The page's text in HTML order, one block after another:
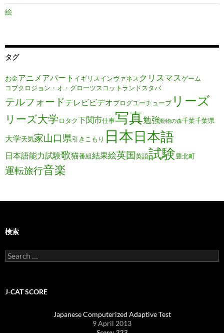
絵
タグ
お金アニメ アパート イギリスインヴァネス クリスマスゲーム
コブクロジョン・オ・グローツスコットランドスタバ
テルフォードテレビビデオブログユーチューブ リーズ
リーズ大学ロタク下関市仕事写真勉強動物の森千葉千葉県
大学天気家山口県引きこもり 日本日本語
日本語能力試験歌猫番組結果絵英国英語試験豊北町
運転旅行音楽
検索
Search
for:
J-CAT SCORE
Japanese Computerized Adaptive Test
9 April 2013